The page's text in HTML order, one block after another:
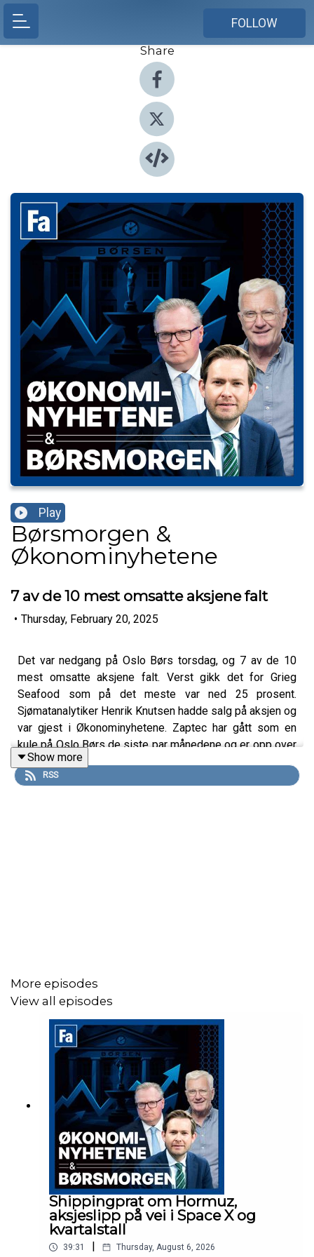
FOLLOW
Share
Play
Børsmorgen &
Økonominyhetene
7 av de 10 mest omsatte aksjene falt
• Thursday, February 20, 2025
Det var nedgang på Oslo Børs torsdag, og 7 av de 10
mest omsatte aksjene falt. Verst gikk det for Grieg
Seafood som på det meste var ned 25 prosent.
Sjømatanalytiker Henrik Knutsen hadde salg på aksjen og
var gjest i Økonominyhetene. Zaptec har gått som en
kule på Oslo Børs de siste par månedene og er opp over
100 prosent siden bunnen i november 2024. Adm.
direktør Kurt Østrem var gjest i Økonominyhetene
Show more
RSS
More episodes
View all episodes
Shippingprat om Hormuz,
aksjeslipp på vei i Space X og
kvartalstall
39:31 | Thursday, August 6, 2026